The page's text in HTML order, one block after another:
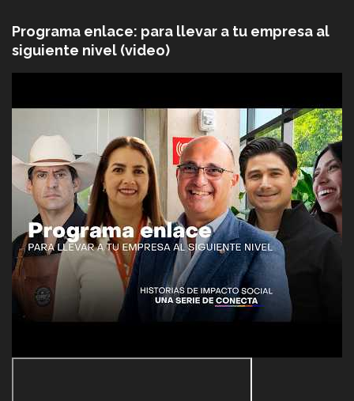
Programa enlace: para llevar a tu empresa al
siguiente nivel (video)